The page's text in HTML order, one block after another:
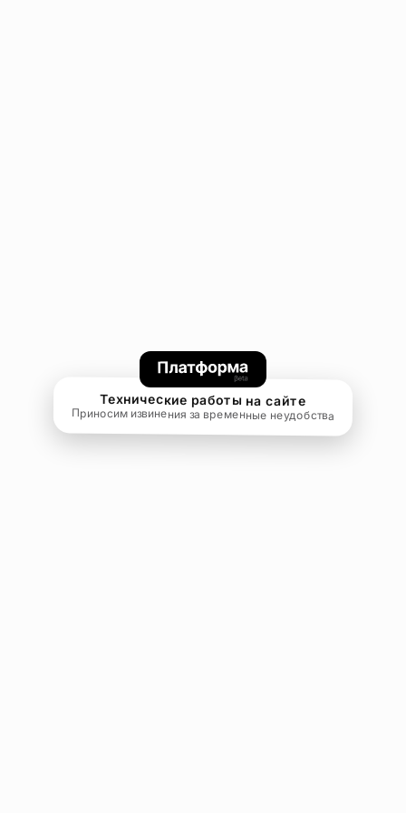
Технические работы на сайте
Приносим извинения за временные неудобства